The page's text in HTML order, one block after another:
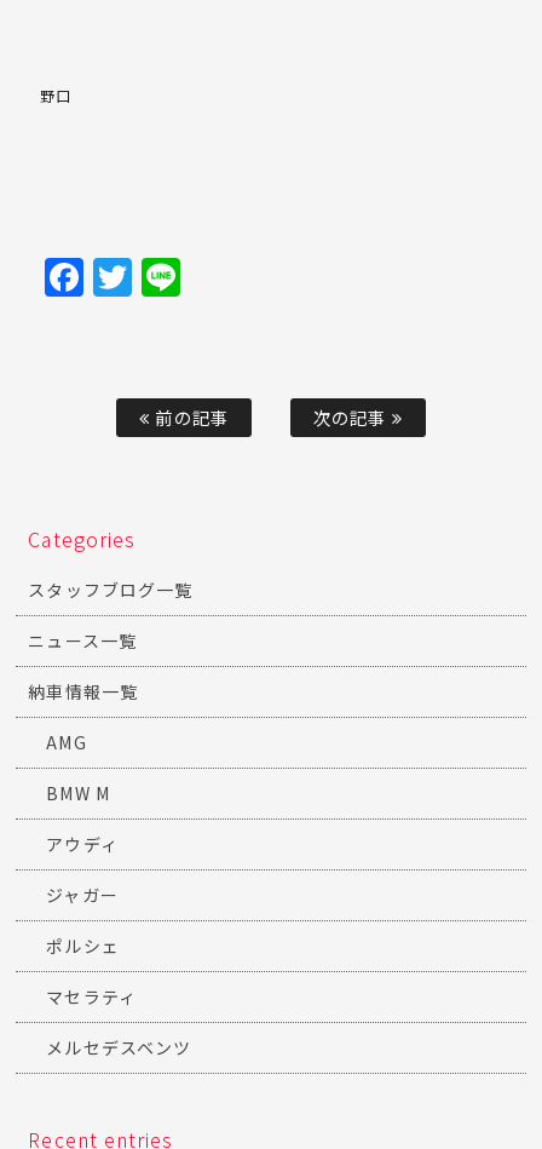
野口
Facebook
Twitter
前の記事 次の記事
Categories
スタッフブログ一覧
ニュース一覧
納車情報一覧
AMG
BMW M
アウディ
ジャガー
ポルシェ
マセラティ
メルセデスベンツ
Recent entries